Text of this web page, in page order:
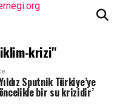
krizi"
Sputnik Türkiye’ye
bir su krizidir’